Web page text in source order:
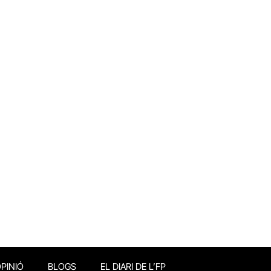
BLOGS EL DIARI DE L’FP